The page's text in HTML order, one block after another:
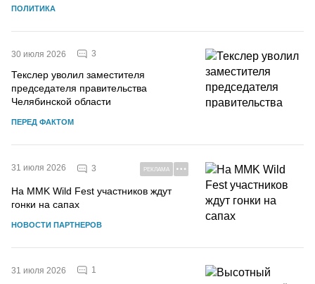
ПОЛИТИКА
30 июля 2026 3
Текслер уволил заместителя
председателя правительства
Челябинской области
ПЕРЕД ФАКТОМ
31 июля 2026 3 РЕКЛАМА
На MMK Wild Fest участников ждут
гонки на сапах
НОВОСТИ ПАРТНЕРОВ
31 июля 2026 1